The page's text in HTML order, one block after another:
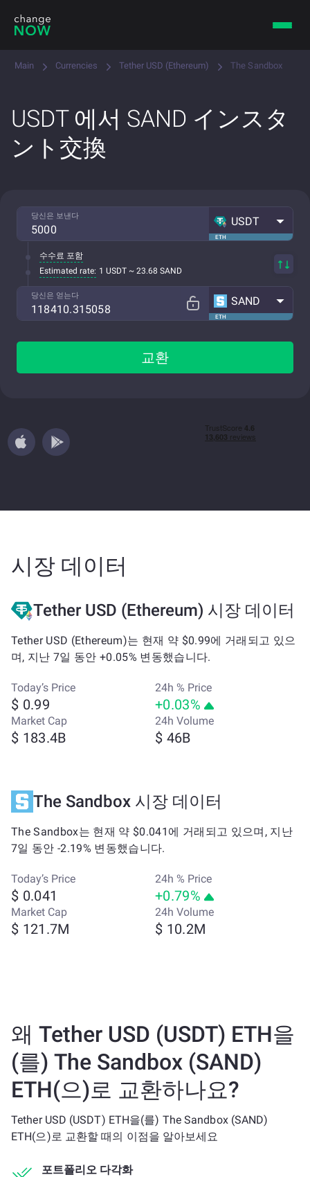
Main Currencies Tether USD (Ethereum) The Sandbox
USDT 에서 SAND インスタ
ント交換
당신은 보낸다
ETH
USDT
수수료 포함
Estimated rate: 1 USDT ~ 23.68 SAND
당신은 얻는다
ETH
SAND
교환
시장 데이터
Tether USD (Ethereum) 시장 데이터
Tether USD (Ethereum)는 현재 약 $0.99에 거래되고 있으
며, 지난 7일 동안 +0.05% 변동했습니다.
Today’s Price
$ 0.99
24h % Price
+0.03%
Market Cap
$ 183.4B
24h Volume
$ 46B
The Sandbox 시장 데이터
The Sandbox는 현재 약 $0.041에 거래되고 있으며, 지난
7일 동안 -2.19% 변동했습니다.
Today’s Price
$ 0.041
24h % Price
+0.79%
Market Cap
$ 121.7M
24h Volume
$ 10.2M
왜 Tether USD (USDT) ETH을
(를) The Sandbox (SAND)
ETH(으)로 교환하나요?
Tether USD (USDT) ETH을(를) The Sandbox (SAND)
ETH(으)로 교환할 때의 이점을 알아보세요
포트폴리오 다각화